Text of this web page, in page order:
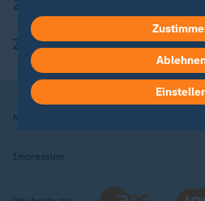
ZDFheute Apps
Nutzungsbedingungen
Impressum
in deinen Einstellungen
Hier findest du das
Weitere Informationen
Datenschutzerklärung.